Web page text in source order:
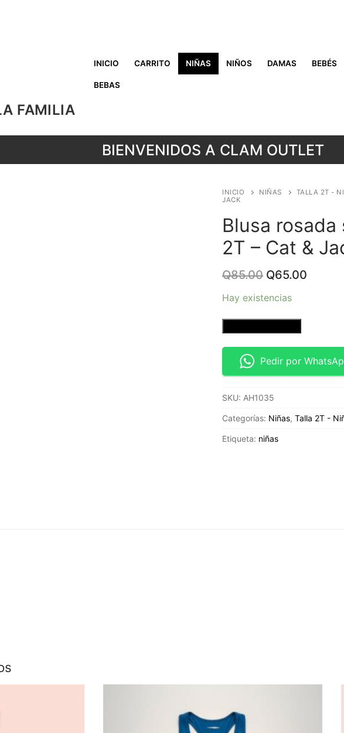
FAMILIA
INICIO CARRITO NIÑAS NIÑOS DAMAS BEBÉS
BEBAS
BIENVENIDOS A CLAM OUTLET
INICIO NIÑAS TALLA 2T -
JACK
Blusa rosada
2T – Cat &
Q85.00 Original
was:
Q65.00
Hay existencias
mangas
Talla
2T
Cat
Pedir por
SKU: AH1035
Categorías: Niñas, Talla 2T -
Etiqueta: niñas